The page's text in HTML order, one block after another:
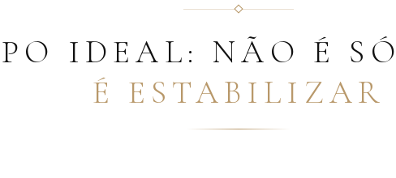
IDEAL: NÃO É
É ESTABILIZAR